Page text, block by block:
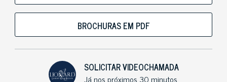
BROCHURAS EM PDF
SOLICITAR VIDEOCHAMADA
Já nos próximos 30 minutos